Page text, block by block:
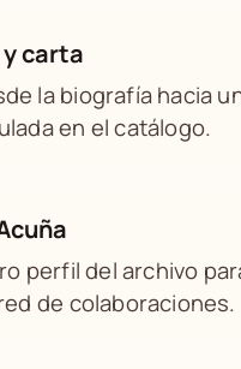
carta
la biografía hacia
en el catálogo.
perfil del archivo
de colaboraciones.